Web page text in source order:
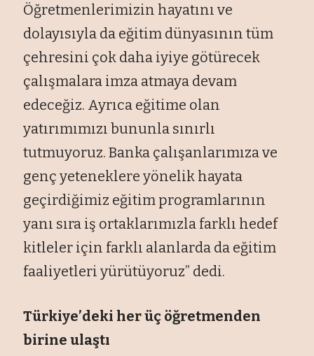
Öğretmenlerimizin hayatını ve
dolayısıyla da eğitim dünyasının tüm
çehresini çok daha iyiye götürecek
çalışmalara imza atmaya devam
edeceğiz. Ayrıca eğitime olan
yatırımımızı bununla sınırlı
tutmuyoruz. Banka çalışanlarımıza ve
genç yeteneklere yönelik hayata
geçirdiğimiz eğitim programlarının
yanı sıra iş ortaklarımızla farklı hedef
kitleler için farklı alanlarda da eğitim
faaliyetleri yürütüyoruz” dedi.
Türkiye’deki her üç öğretmenden
birine ulaştı